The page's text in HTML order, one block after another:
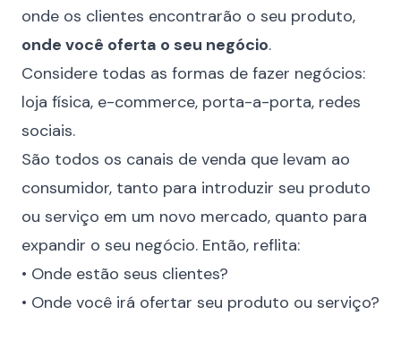
onde os clientes encontrarão o seu produto,
onde você oferta o seu negócio.
Considere todas as formas de fazer negócios:
loja física, e-commerce, porta-a-porta, redes
sociais.
São todos os canais de venda que levam ao
consumidor, tanto para introduzir seu produto
ou serviço em um novo mercado, quanto para
expandir o seu negócio. Então, reflita:
• Onde estão seus clientes?
• Onde você irá ofertar seu produto ou serviço?